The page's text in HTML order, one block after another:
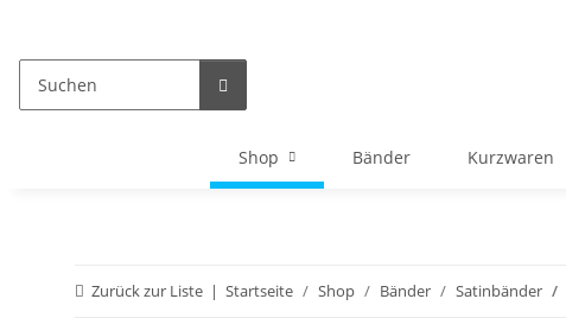
Shop Bänder Kurzwaren
Zurück zur Liste Startseite Shop Bänder Satinbänder